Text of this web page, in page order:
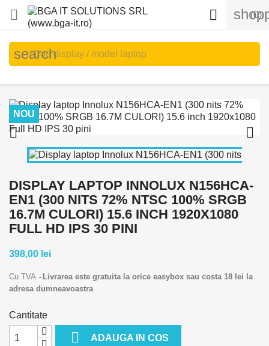
 (0)

search
NOU
 
DISPLAY LAPTOP INNOLUX N156HCA-
EN1 (300 NITS 72% NTSC 100% SRGB
16.7M CULORI) 15.6 INCH 1920X1080
FULL HD IPS 30 PINI
398,00 lei
Cu TVA
Livrarea este gratuita la orice easybox sau costa 18 lei la
adresa dumneavoastra
Cantitate
 ADAUGA IN COS